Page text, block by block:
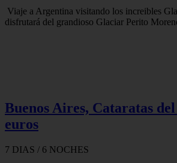
Viaje a Argentina visitando los increibles
disfrutará del grandioso Glaciar Perito
Buenos Aires, Cataratas
euros
7 DIAS / 6 NOCHES